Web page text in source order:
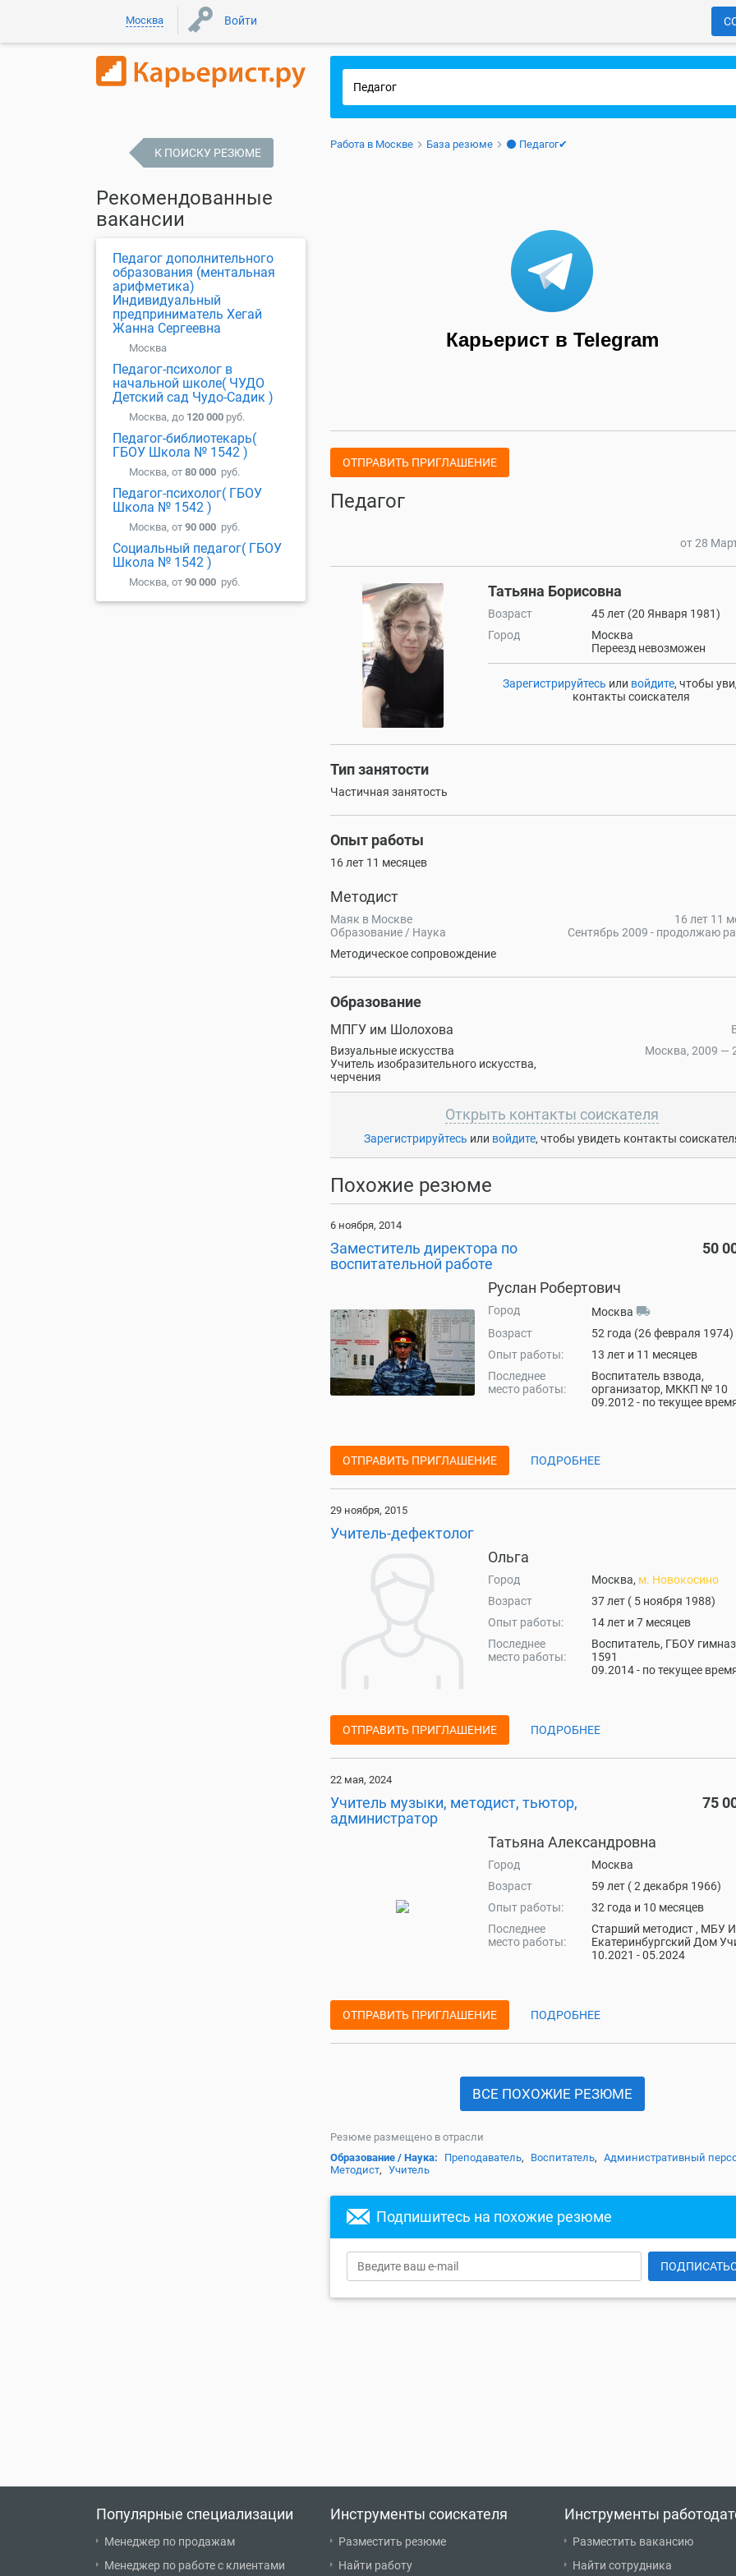
Москва Войти
Работа в Москве База резюме ⚫ Педагог✔
Карьерист в Telegram
ОТПРАВИТЬ ПРИГЛАШЕНИЕ
Педагог
от 28
Татьяна Борисовна
Возраст
45 лет (20 Января 1981)
Город
Москва
Переезд невозможен
Зарегистрируйтесь или войдите, чтобы
контакты соискателя
Тип занятости
Частичная занятость
Опыт работы
16 лет 11 месяцев
Методист
Маяк в Москве
Образование / Наука
16 лет 11
Сентябрь 2009 - продолжаю
Методическое сопровождение
Образование
МПГУ им Шолохова
Визуальные искусства
Учитель изобразительного искусства,
черчения
Москва, 2009 —
Открыть контакты соискателя
Зарегистрируйтесь или войдите, чтобы увидеть контакты
Похожие резюме
6 ноября, 2014
Заместитель директора по
воспитательной работе
50
Руслан Робертович
Город Москва local_shipping
Возраст
52 года (26 февраля 1974)
Опыт работы:
13 лет и 11 месяцев
Последнее
место работы:
Воспитатель взвода,
организатор, МККП № 10
09.2012 - по текущее
ОТПРАВИТЬ ПРИГЛАШЕНИЕ ПОДРОБНЕЕ
29 ноября, 2015
Учитель-дефектолог
Ольга
Город Москва, м. Новокосино
Возраст
37 лет ( 5 ноября 1988)
Опыт работы:
14 лет и 7 месяцев
Последнее
место работы:
Воспитатель, ГБОУ
1591
09.2014 - по текущее
ОТПРАВИТЬ ПРИГЛАШЕНИЕ ПОДРОБНЕЕ
22 мая, 2024
Учитель музыки, методист, тьютор,
администратор
75
Татьяна Александровна
Город
Москва
Возраст
59 лет ( 2 декабря 1966)
Опыт работы:
32 года и 10 месяцев
Последнее
место работы:
Старший методист , МБУ
Екатеринбургский Дом
10.2021 - 05.2024
ОТПРАВИТЬ ПРИГЛАШЕНИЕ ПОДРОБНЕЕ
ВСЕ ПОХОЖИЕ РЕЗЮМЕ
Резюме размещено в отрасли
Образование / Наука:
Преподаватель, Воспитатель, Административный
Методист, Учитель
Подпишитесь на похожие резюме
К ПОИСКУ РЕЗЮМЕ
Рекомендованные
вакансии
Педагог дополнительного
образования (ментальная
арифметика)
Индивидуальный
предприниматель Хегай
Жанна Сергеевна
Москва
Педагог-психолог в
начальной школе( ЧУДО
Детский сад Чудо-Садик )
Москва, до 120 000 руб.
Педагог-библиотекарь(
ГБОУ Школа № 1542 )
Москва, от 80 000 руб.
Педагог-психолог( ГБОУ
Школа № 1542 )
Москва, от 90 000 руб.
Социальный педагог( ГБОУ
Школа № 1542 )
Москва, от 90 000 руб.
Популярные специализации
Менеджер по продажам
Менеджер по работе с клиентами
Инструменты соискателя
Разместить резюме
Найти работу
Инструменты
Разместить вакансию
Найти сотрудника